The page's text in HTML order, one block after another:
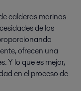
calderas marinas
de los
ofrecen una
Y lo que es mejor,
en el proceso de